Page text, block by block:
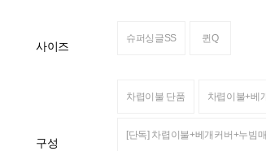
사이즈
슈퍼싱글SS 퀸Q
구성
차렵이불 단품 차렵이불+베
[단독] 차렵이불+베개커버+누빔